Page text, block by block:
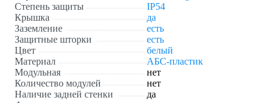
Степень защиты
IP54
Крышка
да
Заземление
есть
Защитные шторки
есть
Цвет
белый
Материал
АБС-пластик
Модульная
нет
Количество модулей
нет
Наличие задней стенки
да